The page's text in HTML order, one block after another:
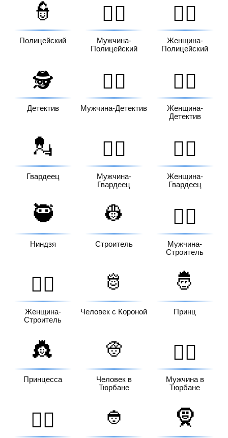
👮
Полицейский
👮‍♂️
Мужчина-
Полицейский
👮‍♀️
Женщина-
Полицейский
🕵️
Детектив
🕵️‍♂️
Мужчина-Детектив
🕵️‍♀️
Женщина-
Детектив
💂
Гвардеец
💂‍♂️
Мужчина-
Гвардеец
💂‍♀️
Женщина-
Гвардеец
🥷
Ниндзя
👷
Строитель
👷‍♂️
Мужчина-
Строитель
👷‍♀️
Женщина-
Строитель
🫅
Человек с Короной
🤴
Принц
👸
Принцесса
👳
Человек в
Тюрбане
👳‍♂️
Мужчина в
Тюрбане
👳‍♀️ 👲 🧕